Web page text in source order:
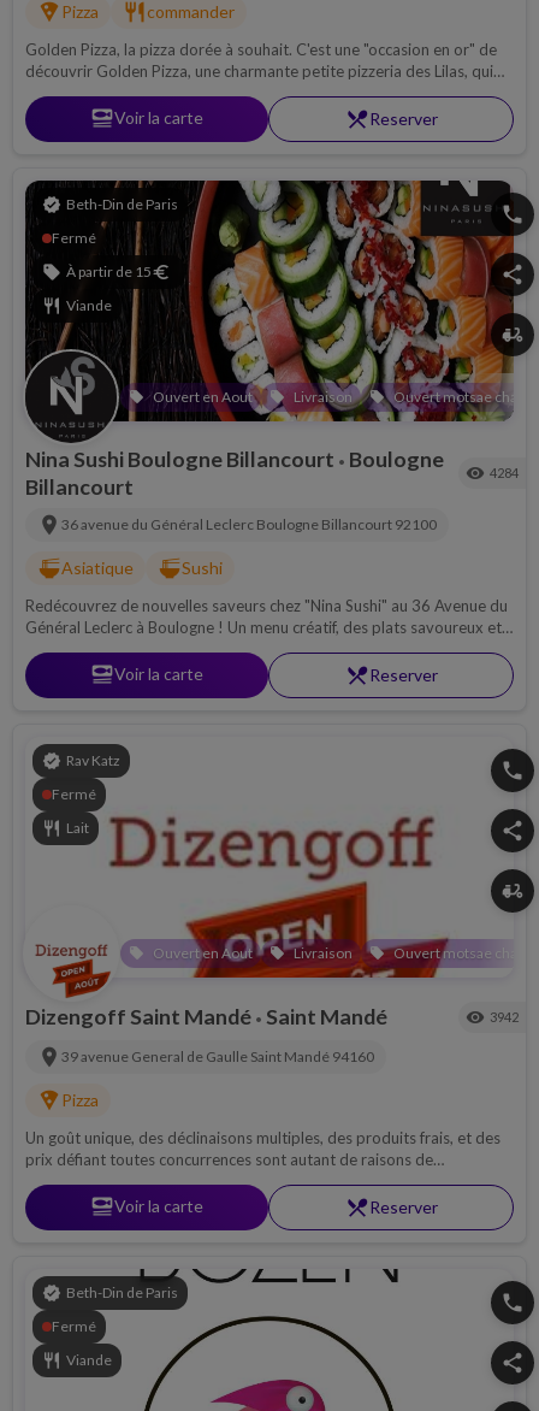
local_pizzaPizza restaurant commander
Golden Pizza, la pizza dorée à souhait. C'est une "occasion en or" de
découvrir Golden Pizza, une charmante petite pizzeria des Lilas, qui
avec ses 20 places vous accueille pour déguster sur place ses
produits 100% Italia.
set_mealVoir la carte restaurant_menuReserver
verified Beth-Din de Paris
Fermé
sell À partir de 15euro
restaurant Viande
local_offer Ouvert en Aout local_offer Livraison local_offer Ouvert motsae
phone
share
delivery_dining
Nina Sushi Boulogne Billancourt • Boulogne
Billancourt
visibility 4284
location_on 36 avenue du Général Leclerc Boulogne Billancourt 92100
ramen_diningAsiatique ramen_diningSushi
Redécouvrez de nouvelles saveurs chez "Nina Sushi" au 36 Avenue du
Général Leclerc à Boulogne ! Un menu créatif, des plats savoureux et
une atmosphère toujours aussi chaleureuse dans cette célèbre
enseigne casher !
set_mealVoir la carte restaurant_menuReserver
verified Rav Katz
Fermé
restaurant Lait
local_offer Ouvert en Aout local_offer Livraison local_offer Ouvert motsae
phone
share
delivery_dining
Dizengoff Saint Mandé • Saint Mandé visibility 3942
location_on 39 avenue General de Gaulle Saint Mandé 94160
local_pizzaPizza
Un goût unique, des déclinaisons multiples, des produits frais, et des
prix défiant toutes concurrences sont autant de raisons de
commander chez "Dizengoff Café" .
set_mealVoir la carte restaurant_menuReserver
verified Beth-Din de Paris
Fermé
restaurant Viande
phone
share